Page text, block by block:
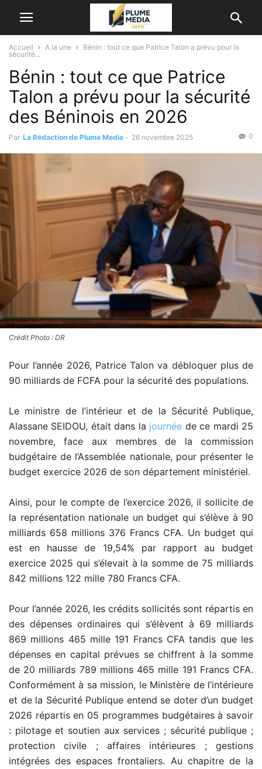
Accueil A la une
Bénin : tout ce que Patrice Talon a prévu pour la
sécurité...
Bénin : tout ce que Patrice
Talon a prévu pour la sécurité
des Béninois en 2026
Par La Rédaction de Plume Media - 26 novembre 2025 0
Crédit Photo : DR
Pour l’année 2026, Patrice Talon va débloquer plus de
90 milliards de FCFA pour la sécurité des populations.
Le ministre de l’intérieur et de la Sécurité Publique,
Alassane SEIDOU, était dans la journée de ce mardi 25
novembre, face aux membres de la commission
budgétaire de l’Assemblée nationale, pour présenter le
budget exercice 2026 de son département ministériel.
Ainsi, pour le compte de l’exercice 2026, il sollicite de
la représentation nationale un budget qui s’élève à 90
milliards 658 millions 376 Francs CFA. Un budget qui
est en hausse de 19,54% par rapport au budget
exercice 2025 qui s’élevait à la somme de 75 milliards
842 millions 122 mille 780 Francs CFA.
Pour l’année 2026, les crédits sollicités sont répartis en
des dépenses ordinaires qui s’élèvent à 69 milliards
869 millions 465 mille 191 Francs CFA tandis que les
dépenses en capital prévues se chiffrent à la somme
de 20 milliards 789 millions 465 mille 191 Francs CFA.
Conformément à sa mission, le Ministère de l’intérieure
et de la Sécurité Publique entend se doter d’un budget
2026 répartis en 05 programmes budgétaires à savoir
: pilotage et soutien aux services ; sécurité publique ;
protection civile ; affaires intérieures ; gestions
intégrées des espaces frontaliers. Au chapitre de la